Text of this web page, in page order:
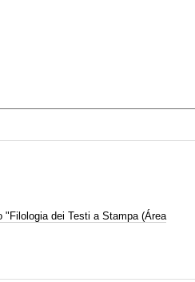
"Filologia dei Testi a Stampa (Área